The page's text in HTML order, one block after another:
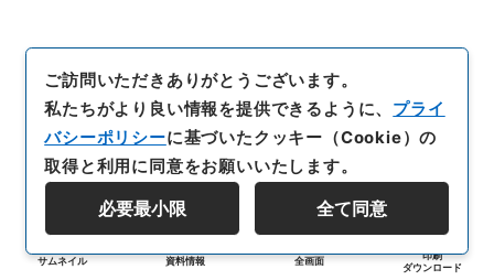
サムネイル 資料情報 全画面
印刷
ダウンロード
ご訪問いただきありがとうございます。
私たちがより良い情報を提供できるように、 プライ
バシーポリシーに基づいたクッキー（Cookie）の
取得と利用に同意をお願いいたします。
必要最小限 全て同意